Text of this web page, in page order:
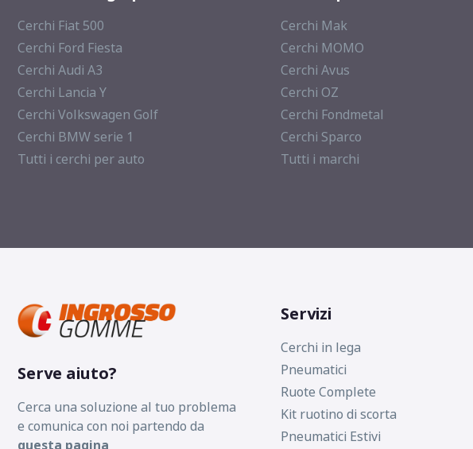
Cerchi Fiat 500
Cerchi Ford Fiesta
Cerchi Audi A3
Cerchi Lancia Y
Cerchi Volkswagen Golf
Cerchi BMW serie 1
Tutti i cerchi per auto
Cerchi Mak
Cerchi MOMO
Cerchi Avus
Cerchi OZ
Cerchi Fondmetal
Cerchi Sparco
Tutti i marchi
Serve aiuto?
Cerca una soluzione al tuo problema
e comunica con noi partendo da
questa pagina
Servizi
Cerchi in lega
Pneumatici
Ruote Complete
Kit ruotino di scorta
Pneumatici Estivi